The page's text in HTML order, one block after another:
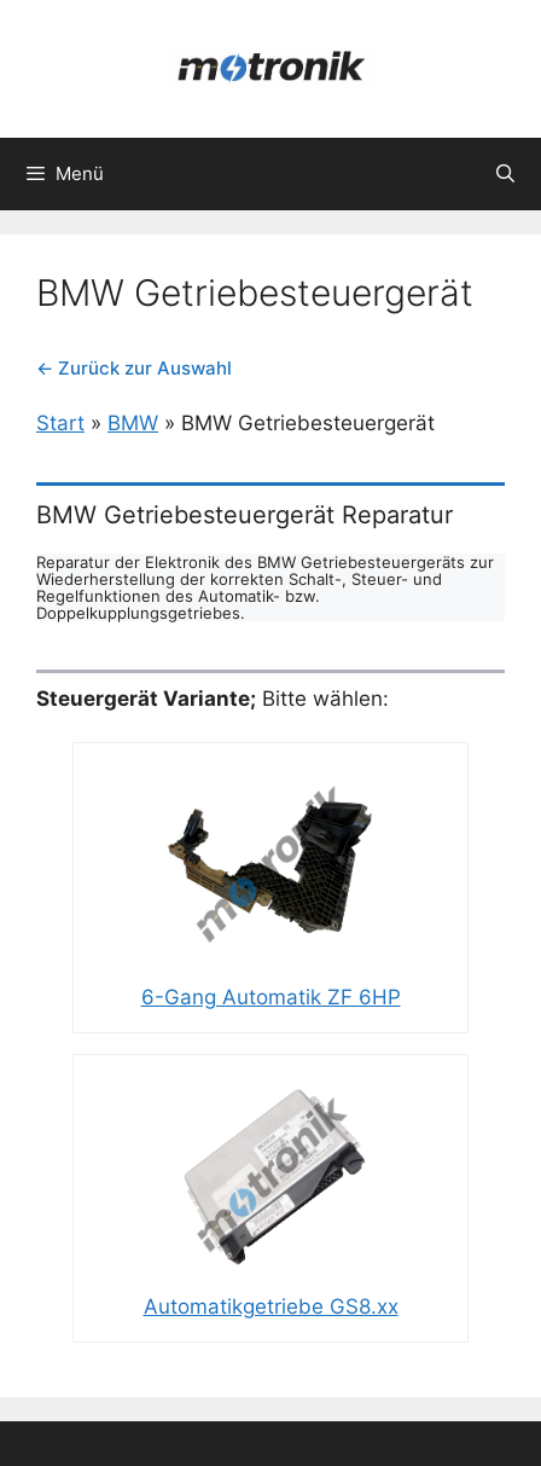
Menü
BMW Getriebesteuergerät
← Zurück zur Auswahl
Start » BMW » BMW Getriebesteuergerät
BMW Getriebesteuergerät Reparatur
Reparatur der Elektronik des BMW Getriebesteuergeräts zur
Wiederherstellung der korrekten Schalt-, Steuer- und
Regelfunktionen des Automatik- bzw.
Doppelkupplungsgetriebes.
Steuergerät Variante; Bitte wählen:
6-Gang Automatik ZF 6HP
Automatikgetriebe GS8.xx